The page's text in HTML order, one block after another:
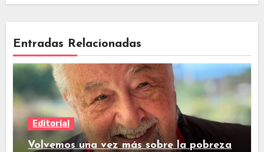
Entradas Relacionadas
Editorial
Volvemos una vez más sobre la pobreza